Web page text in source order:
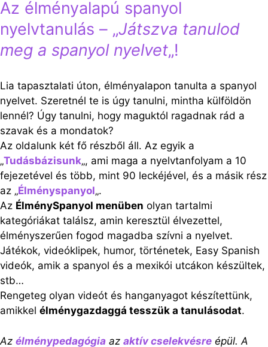
Az élményalapú spanyol
nyelvtanulás – „Játszva tanulod
meg a spanyol nyelvet„!
Lia tapasztalati úton, élményalapon tanulta a spanyol
nyelvet. Szeretnél te is úgy tanulni, mintha külföldön
lennél? Úgy tanulni, hogy maguktól ragadnak rád a
szavak és a mondatok?
Az oldalunk két fő részből áll. Az egyik a
„Tudásbázisunk„, ami maga a nyelvtanfolyam a 10
fejezetével és több, mint 90 leckéjével, és a másik rész
az „Élményspanyol„.
Az ÉlménySpanyol menüben olyan tartalmi
kategóriákat találsz, amin keresztül élvezettel,
élményszerűen fogod magadba szívni a nyelvet.
Játékok, videóklipek, humor, történetek, Easy Spanish
videók, amik a spanyol és a mexikói utcákon készültek,
stb…
Rengeteg olyan videót és hanganyagot készítettünk,
amikkel élménygazdaggá tesszük a tanulásodat.
Az élménypedagógia az aktív cselekvésre épül. A